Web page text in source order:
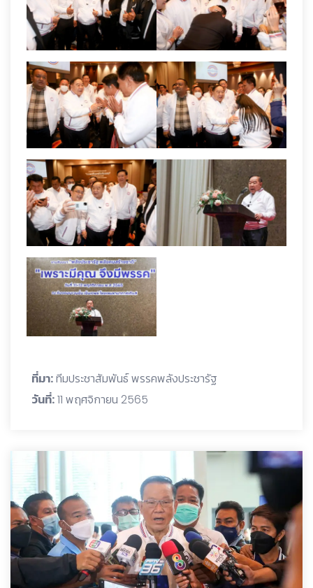
ที่มา:ทีมประชาสัมพันธ์ พรรคพลังประชารัฐ
วันที่:11 พฤศจิกายน 2565